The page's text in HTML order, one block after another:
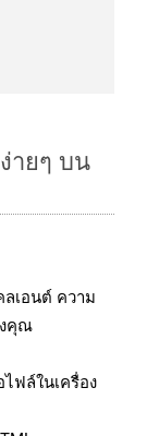
ายๆ บน
เอนต์ ความ
งคุณ
ฟล์ในเครื่อง